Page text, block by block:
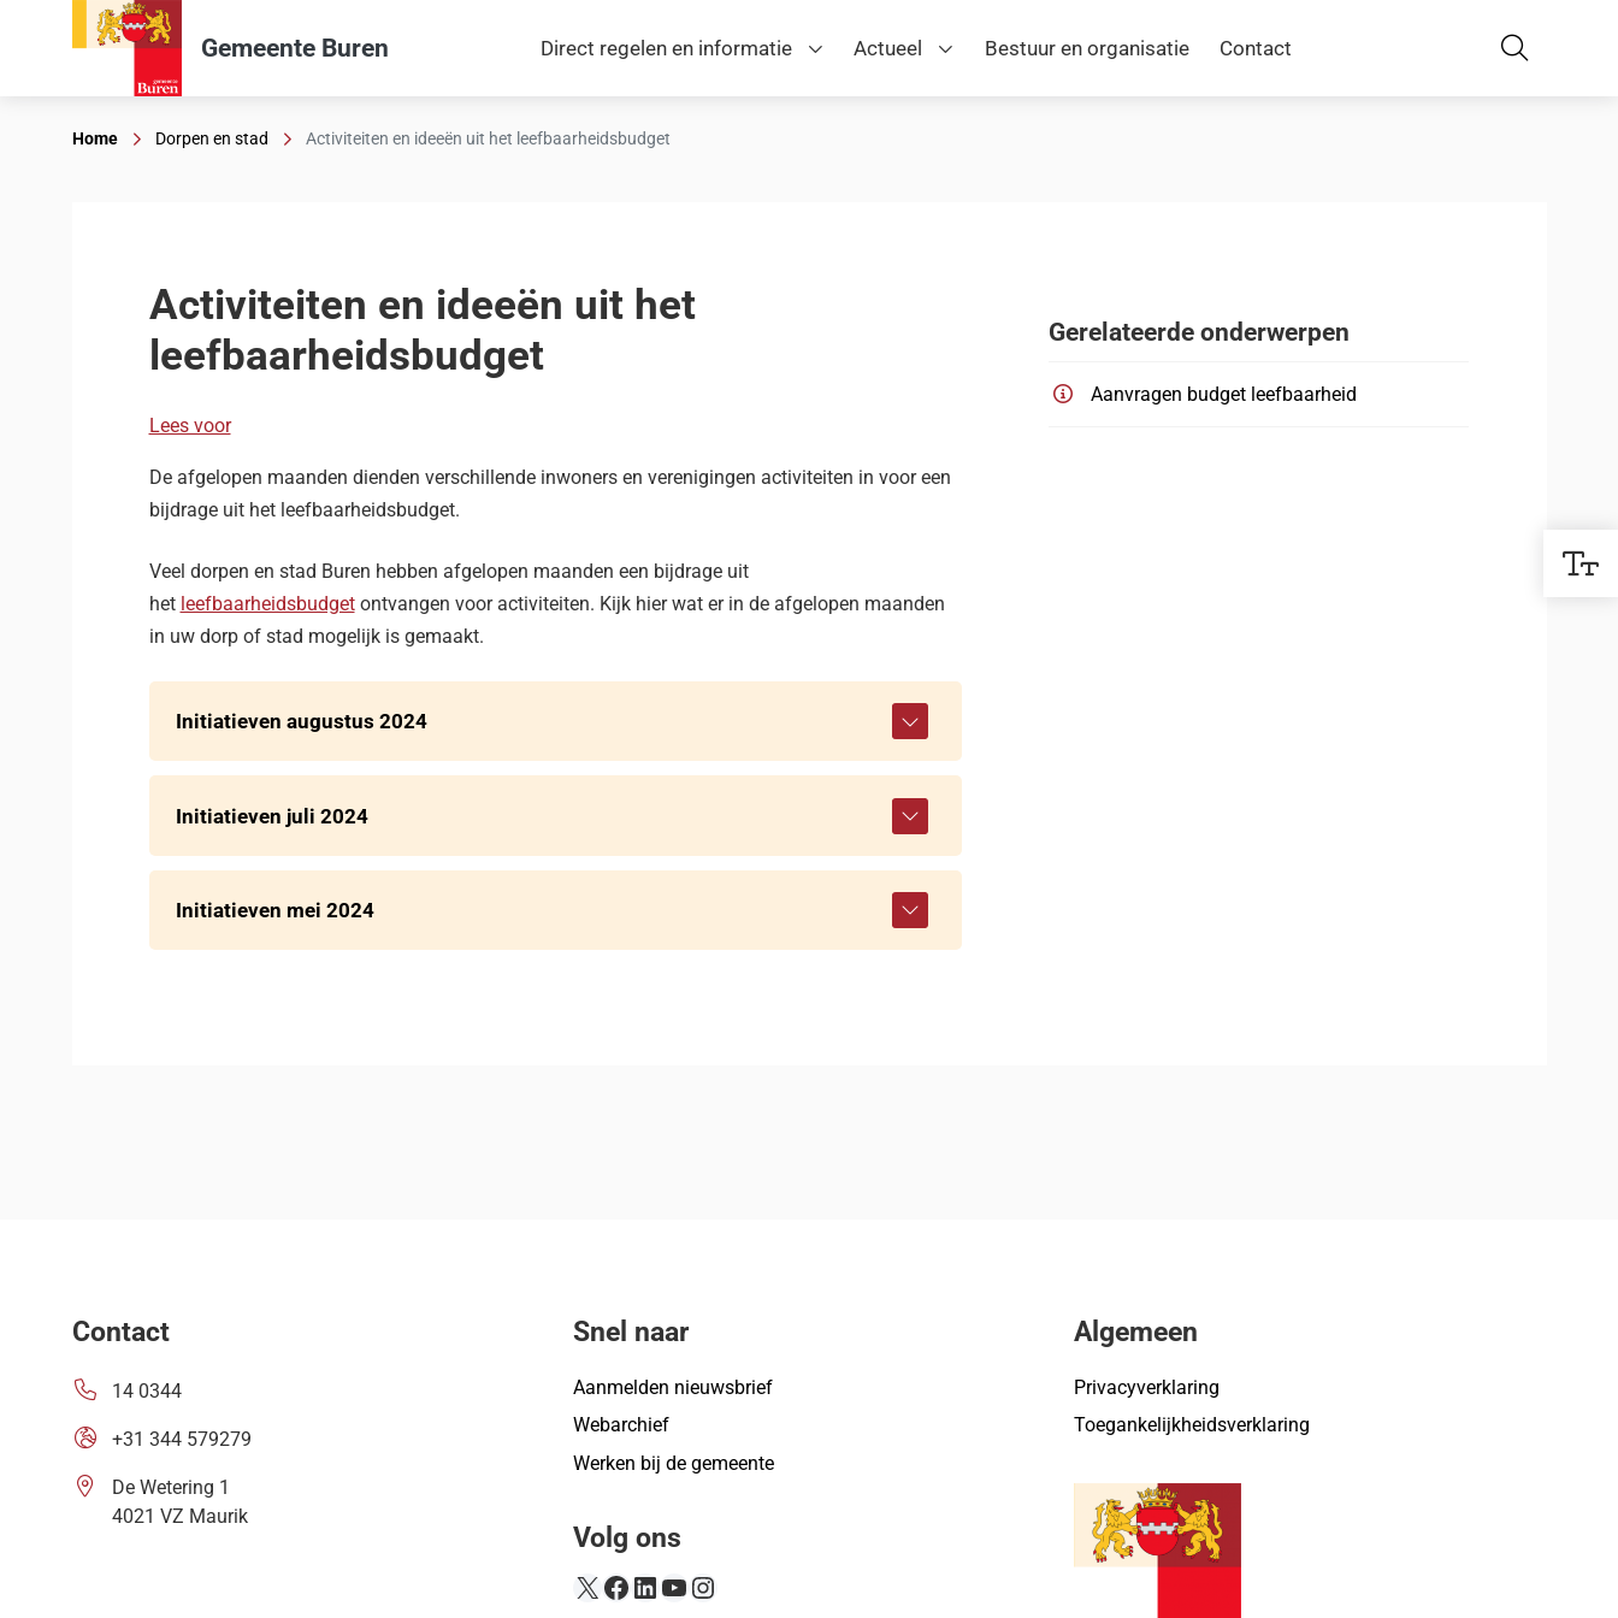
Gemeente Buren Direct regelen en informatie Actueel Bestuur en organisatie Contact Zoeken
Home Dorpen en stad Activiteiten en ideeën uit het leefbaarheidsbudget
Activiteiten en ideeën uit het
leefbaarheidsbudget
Lees voor
De afgelopen maanden dienden verschillende inwoners en verenigingen activiteiten in voor een
bijdrage uit het leefbaarheidsbudget.
Veel dorpen en stad Buren hebben afgelopen maanden een bijdrage uit
het leefbaarheidsbudgetontvangen voor activiteiten. Kijk hier wat er in de afgelopen maanden
in uw dorp of stad mogelijk is gemaakt.
Initiatieven augustus 2024
Initiatieven juli 2024
Initiatieven mei 2024
Gerelateerde onderwerpen
Aanvragen budget leefbaarheid
Contact
14 0344
+31 344 579279
De Wetering 1
4021 VZ Maurik
Snel naar
Aanmelden nieuwsbrief
Webarchief
Werken bij de gemeente
Volg ons
X Facebook
LinkedIn
YouTube
Instagram
Algemeen
Privacyverklaring
Toegankelijkheidsverklaring